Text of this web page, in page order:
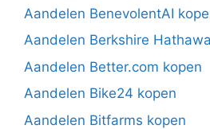
Aandelen BenevolentAI
Aandelen Berkshire
Aandelen Better.com kopen
Aandelen Bike24 kopen
Aandelen Bitfarms kopen